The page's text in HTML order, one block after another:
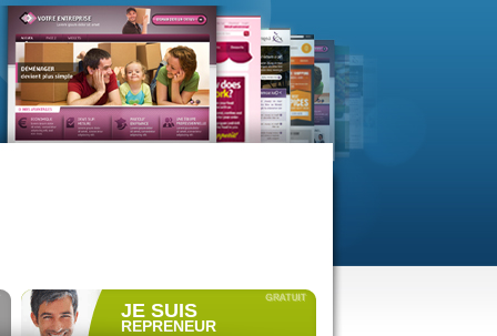
JE SUIS
REPRENEUR